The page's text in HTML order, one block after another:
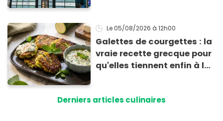
Le 05/08/2026 à 12h00
Galettes de courgettes : la
vraie recette grecque pour
qu'elles tiennent enfin à la
Derniers articles culinaires